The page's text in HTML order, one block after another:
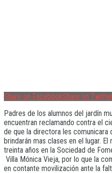
Share on FacebookShare on
Padres de los alumnos del jardín
encuentran reclamando contra el
de que la directora les comunicara
brindarán mas clases en el lugar.
treinta años en la Sociedad de
Villa Mónica Vieja, por lo que la
en contante movilización ante la